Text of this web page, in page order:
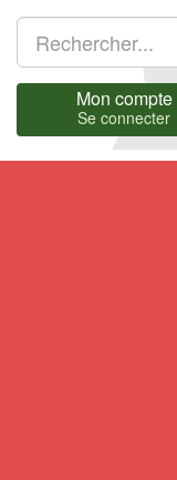
Mon compte
Se connecter